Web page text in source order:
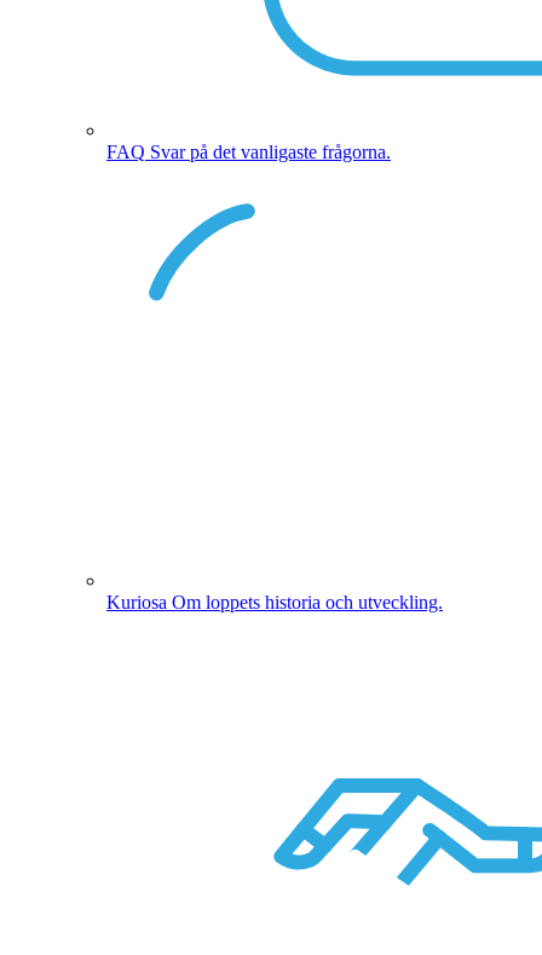
FAQ Svar på det vanligaste frågorna.
Kuriosa Om loppets historia och utveckling.